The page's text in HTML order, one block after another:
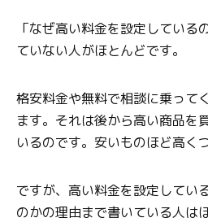
「なぜ高い料金を設定している
ていない人がほとんどです。
格安料金や無料で相談に乗って
ます。それは後から高い商品を
いるのです。安いものほど高く
ですが、高い料金を設定してい
のかの理由まで書いている人は